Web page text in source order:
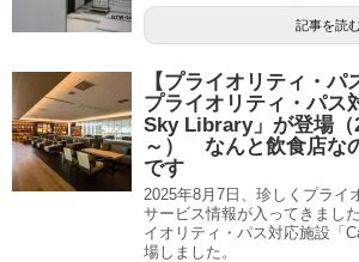
記事を読
【プライオリティ・パ
プライオリティ・パス
Sky Library」が登場（
～） なんと飲食店な
です
2025年8月7日、珍しくプライ
サービス情報が入ってきまし
イオリティ・パス対応施設「
場しました。